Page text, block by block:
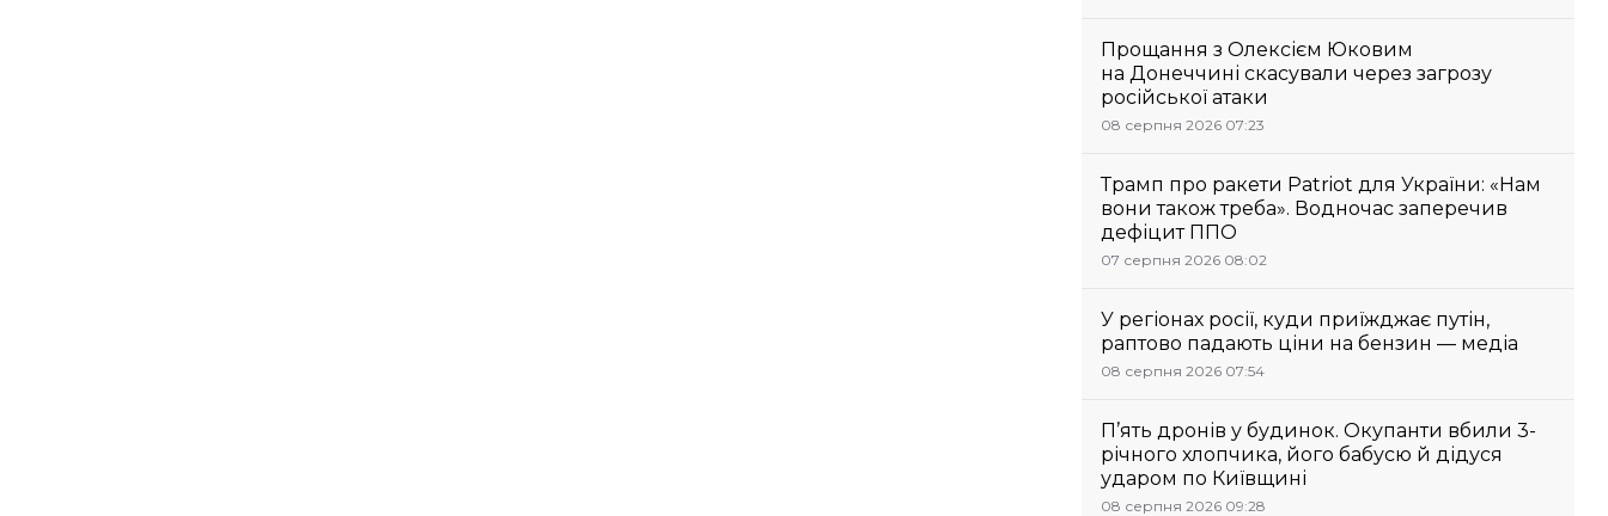
Прощання з Олексієм Юковим
на Донеччині скасували через загрозу
російської атаки
08 серпня 2026 07:23
Трамп про ракети Patriot для України: «Нам
вони також треба». Водночас заперечив
дефіцит ППО
07 серпня 2026 08:02
У регіонах росії, куди приїжджає путін,
раптово падають ціни на бензин — медіа
08 серпня 2026 07:54
П’ять дронів у будинок. Окупанти вбили 3-
річного хлопчика, його бабусю й дідуся
ударом по Київщині
08 серпня 2026 09:28